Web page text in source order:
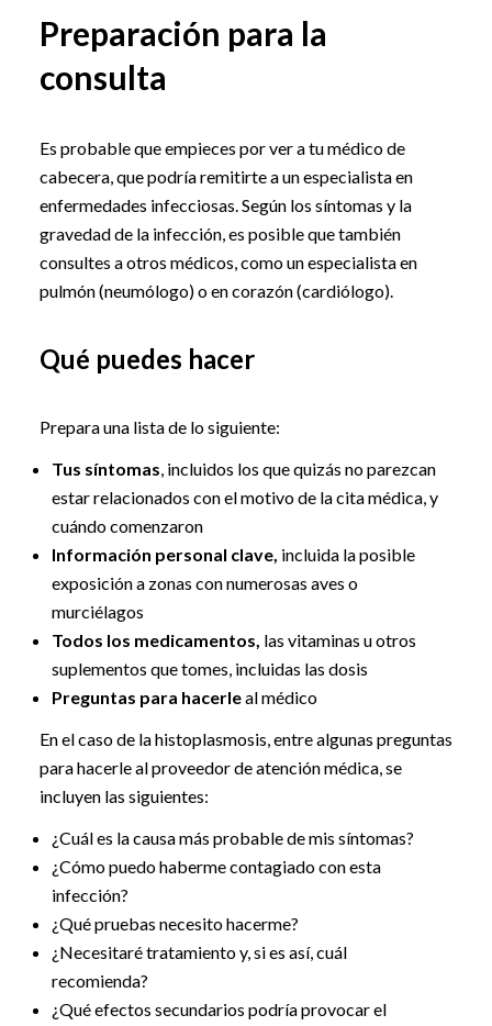
Preparación para la
consulta
Es probable que empieces por ver a tu médico de
cabecera, que podría remitirte a un especialista en
enfermedades infecciosas. Según los síntomas y la
gravedad de la infección, es posible que también
consultes a otros médicos, como un especialista en
pulmón (neumólogo) o en corazón (cardiólogo).
Qué puedes hacer
Prepara una lista de lo siguiente:
Tus síntomas, incluidos los que quizás no parezcan
estar relacionados con el motivo de la cita médica, y
cuándo comenzaron
Información personal clave, incluida la posible
exposición a zonas con numerosas aves o
murciélagos
Todos los medicamentos, las vitaminas u otros
suplementos que tomes, incluidas las dosis
Preguntas para hacerleal médico
En el caso de la histoplasmosis, entre algunas preguntas
para hacerle al proveedor de atención médica, se
incluyen las siguientes:
¿Cuál es la causa más probable de mis síntomas?
¿Cómo puedo haberme contagiado con esta
infección?
¿Qué pruebas necesito hacerme?
¿Necesitaré tratamiento y, si es así, cuál
recomienda?
¿Qué efectos secundarios podría provocar el